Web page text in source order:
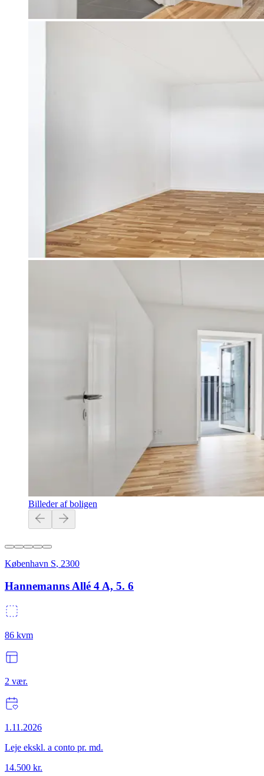
Billeder af boligen
København S, 2300
Hannemanns Allé 4 A, 5. 6
86 kvm
2 vær.
1.11.2026
Leje ekskl. a conto pr. md.
14.500 kr.